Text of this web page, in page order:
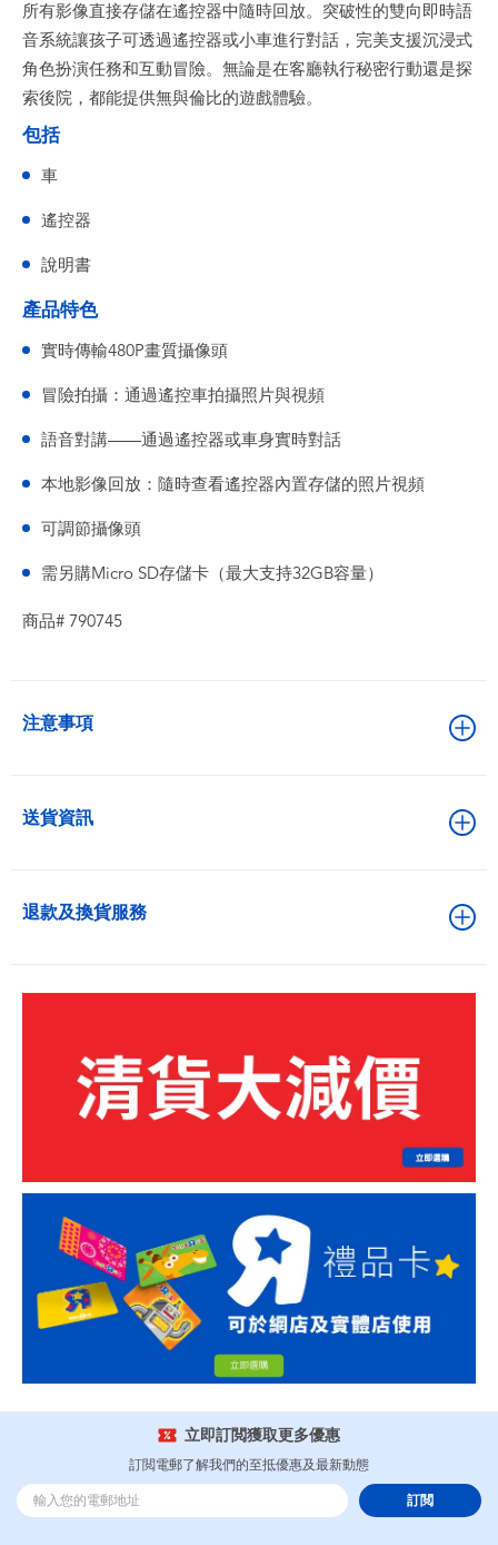
所有影像直接存儲在遙控器中隨時回放。突破性的雙向即時語
音系統讓孩子可透過遙控器或小車進行對話，完美支援沉浸式
角色扮演任務和互動冒險。無論是在客廳執行秘密行動還是探
索後院，都能提供無與倫比的遊戲體驗。
包括
車
遙控器
說明書
產品特色
實時傳輸480P畫質攝像頭
冒險拍攝：通過遙控車拍攝照片與視頻
語音對講——通過遙控器或車身實時對話
本地影像回放：隨時查看遙控器內置存儲的照片視頻
可調節攝像頭
需另購Micro SD存儲卡（最大支持32GB容量）
商品# 790745
注意事項
送貨資訊
退款及換貨服務
立即訂閲獲取更多優惠
訂閲電郵了解我們的至抵優惠及最新動態
訂閲